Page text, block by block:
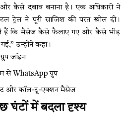
कैसे दबाव बनाना है। एक अधिकारी ने
ट्रेल ने पूरी साजिश की परत खोल दी।
कि मैसेज कैसे फैलाए गए और कैसे भीड़
उन्होंने कहा।
जॉइन
से WhatsApp ग्रुप
और कॉल-टू-एक्शन मैसेज
घंटों में बदला दृश्य